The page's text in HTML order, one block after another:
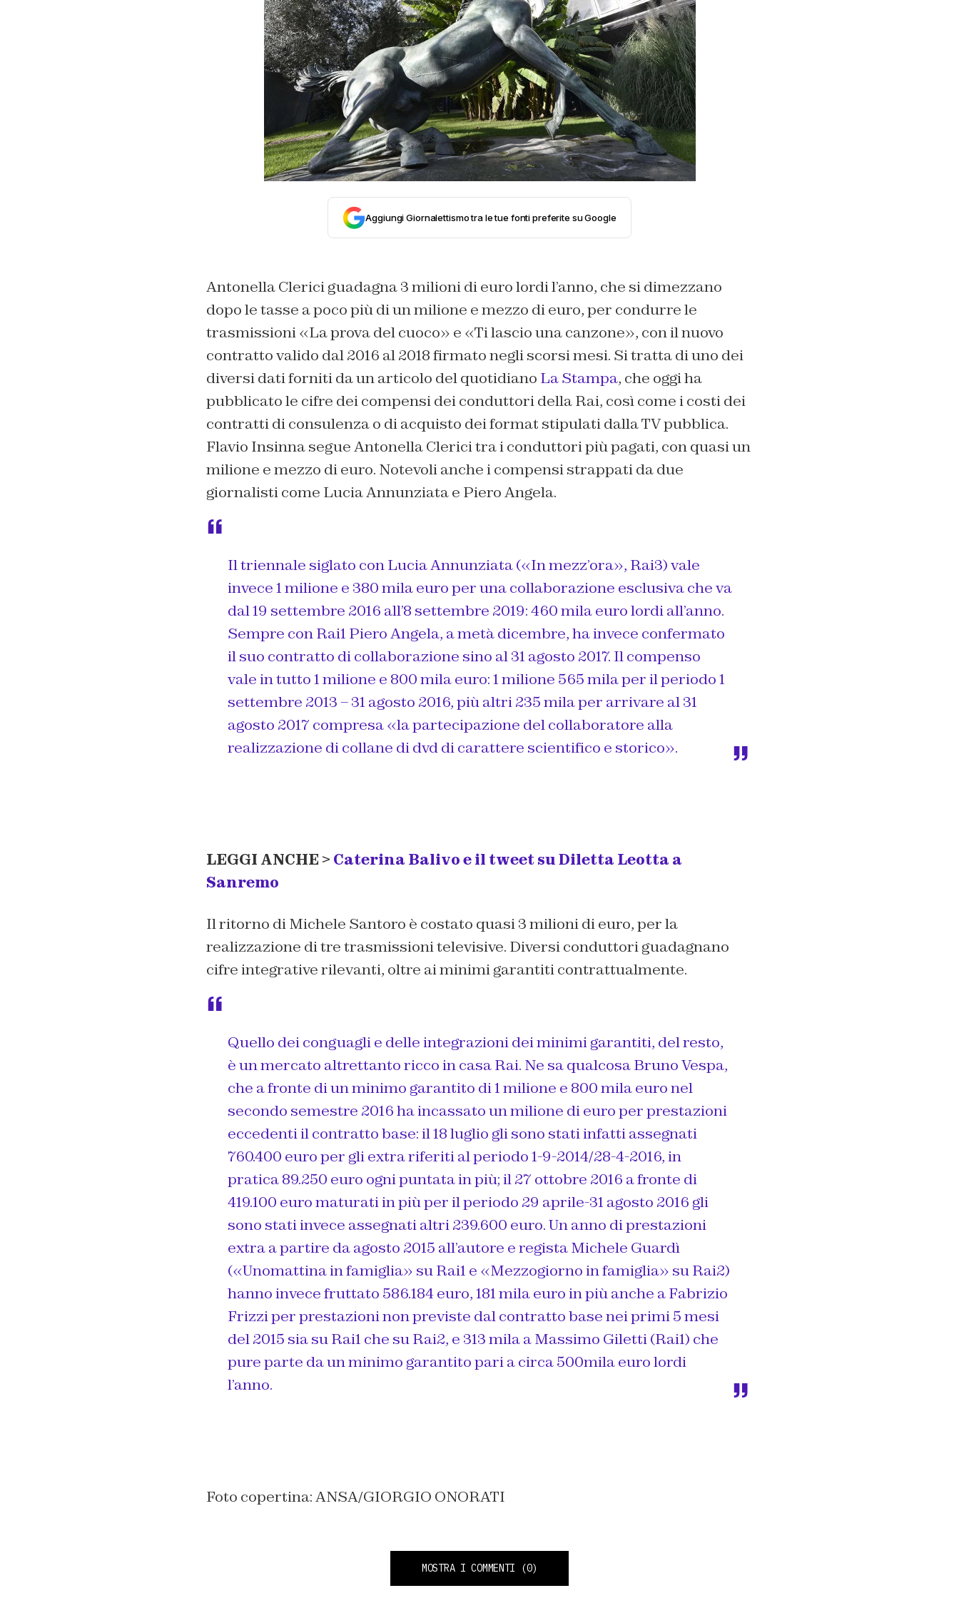
Aggiungi Giornalettismo tra le tue fonti preferite su Google
Antonella Clerici guadagna 3 milioni di euro lordi l’anno, che si dimezzano
dopo le tasse a poco più di un milione e mezzo di euro, per condurre le
trasmissioni «La prova del cuoco» e «Ti lascio una canzone», con il nuovo
contratto valido dal 2016 al 2018 firmato negli scorsi mesi. Si tratta di uno dei
diversi dati forniti da un articolo del quotidiano La Stampa, che oggi ha
pubblicato le cifre dei compensi dei conduttori della Rai, così come i costi dei
contratti di consulenza o di acquisto dei format stipulati dalla TV pubblica.
Flavio Insinna segue Antonella Clerici tra i conduttori più pagati, con quasi un
milione e mezzo di euro. Notevoli anche i compensi strappati da due
giornalisti come Lucia Annunziata e Piero Angela.
Il triennale siglato con Lucia Annunziata («In mezz’ora», Rai3) vale
invece 1 milione e 380 mila euro per una collaborazione esclusiva che va
dal 19 settembre 2016 all’8 settembre 2019: 460 mila euro lordi all’anno.
Sempre con Rai1 Piero Angela, a metà dicembre, ha invece confermato
il suo contratto di collaborazione sino al 31 agosto 2017. Il compenso
vale in tutto 1 milione e 800 mila euro: 1 milione 565 mila per il periodo 1
settembre 2013 – 31 agosto 2016, più altri 235 mila per arrivare al 31
agosto 2017 compresa «la partecipazione del collaboratore alla
realizzazione di collane di dvd di carattere scientifico e storico».
LEGGI ANCHE > Caterina Balivo e il tweet su Diletta Leotta a
Sanremo
Il ritorno di Michele Santoro è costato quasi 3 milioni di euro, per la
realizzazione di tre trasmissioni televisive. Diversi conduttori guadagnano
cifre integrative rilevanti, oltre ai minimi garantiti contrattualmente.
Quello dei conguagli e delle integrazioni dei minimi garantiti, del resto,
è un mercato altrettanto ricco in casa Rai. Ne sa qualcosa Bruno Vespa,
che a fronte di un minimo garantito di 1 milione e 800 mila euro nel
secondo semestre 2016 ha incassato un milione di euro per prestazioni
eccedenti il contratto base: il 18 luglio gli sono stati infatti assegnati
760.400 euro per gli extra riferiti al periodo 1-9-2014/28-4-2016, in
pratica 89.250 euro ogni puntata in più; il 27 ottobre 2016 a fronte di
419.100 euro maturati in più per il periodo 29 aprile-31 agosto 2016 gli
sono stati invece assegnati altri 239.600 euro. Un anno di prestazioni
extra a partire da agosto 2015 all’autore e regista Michele Guardì
(«Unomattina in famiglia» su Rai1 e «Mezzogiorno in famiglia» su Rai2)
hanno invece fruttato 586.184 euro, 181 mila euro in più anche a Fabrizio
Frizzi per prestazioni non previste dal contratto base nei primi 5 mesi
del 2015 sia su Rai1 che su Rai2, e 313 mila a Massimo Giletti (Rai1) che
pure parte da un minimo garantito pari a circa 500mila euro lordi
l’anno.
Foto copertina: ANSA/GIORGIO ONORATI
MOSTRA I COMMENTI (0)